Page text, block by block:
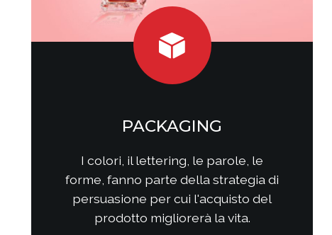
SOCIAL MEDIA
Come questi nuovi media
interagiscono con i consumatori?
Come interagire con clienti/utenti